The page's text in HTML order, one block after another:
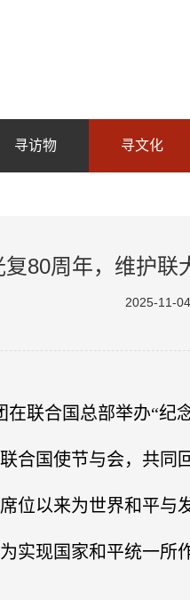
寻访物 寻文化
复80周年，维护联
2025-11-
合国总部举办“纪念
合国使节与会，共
位以来为世界和平
实现国家和平统一所